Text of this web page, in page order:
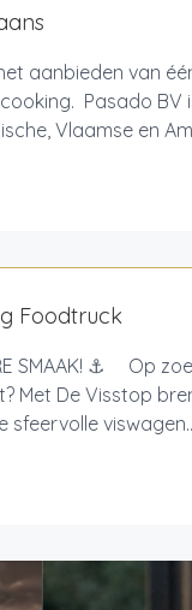
aanbieden van
Pasado
Vlaamse en
Foodtruck
SMAAK! ⚓ Op
Met De Visstop